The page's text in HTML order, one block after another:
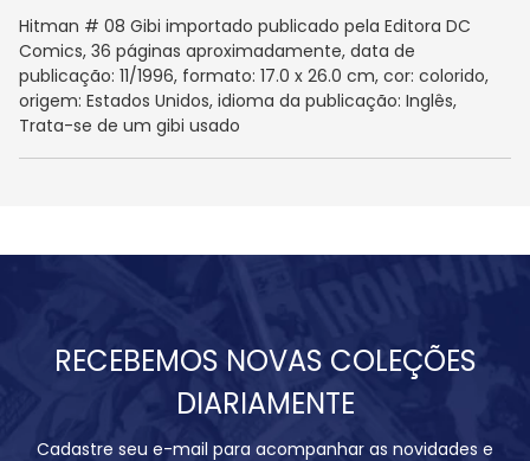
Hitman # 08 Gibi importado publicado pela Editora DC
Comics, 36 páginas aproximadamente, data de
publicação: 11/1996, formato: 17.0 x 26.0 cm, cor: colorido,
origem: Estados Unidos, idioma da publicação: Inglês,
Trata-se de um gibi usado
RECEBEMOS NOVAS COLEÇÕES
DIARIAMENTE
Cadastre seu e-mail para acompanhar as novidades e